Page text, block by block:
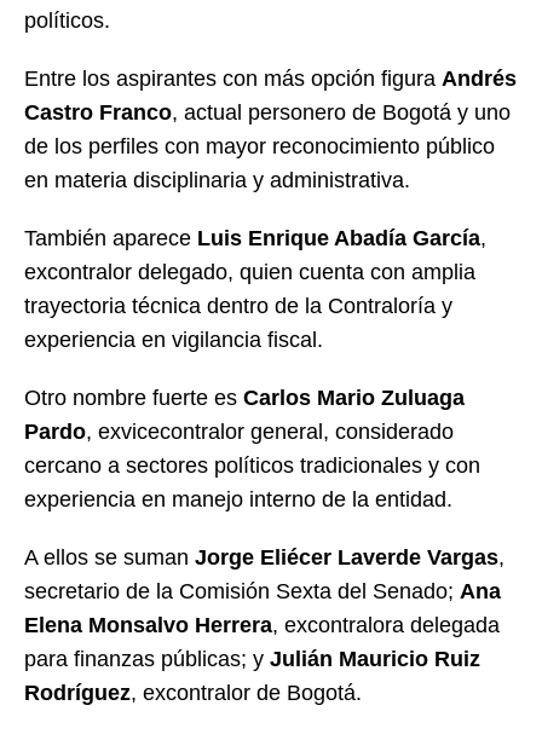
políticos.
Entre los aspirantes con más opción figura Andrés
Castro Franco, actual personero de Bogotá y uno
de los perfiles con mayor reconocimiento público
en materia disciplinaria y administrativa.
También aparece Luis Enrique Abadía García,
excontralor delegado, quien cuenta con amplia
trayectoria técnica dentro de la Contraloría y
experiencia en vigilancia fiscal.
Otro nombre fuerte es Carlos Mario Zuluaga
Pardo, exvicecontralor general, considerado
cercano a sectores políticos tradicionales y con
experiencia en manejo interno de la entidad.
A ellos se suman Jorge Eliécer Laverde Vargas,
secretario de la Comisión Sexta del Senado; Ana
Elena Monsalvo Herrera, excontralora delegada
para finanzas públicas; y Julián Mauricio Ruiz
Rodríguez, excontralor de Bogotá.